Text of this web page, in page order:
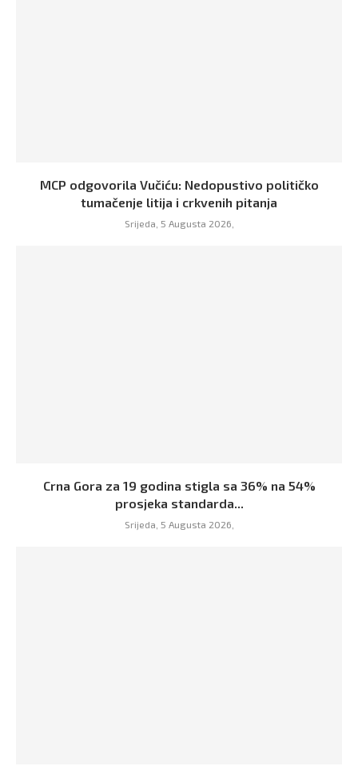
MCP odgovorila Vučiću: Nedopustivo političko
tumačenje litija i crkvenih pitanja
Srijeda, 5 Augusta 2026,
Crna Gora za 19 godina stigla sa 36% na 54%
prosjeka standarda...
Srijeda, 5 Augusta 2026,